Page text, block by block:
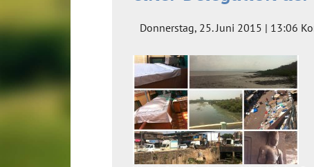
Donnerstag, 25. Juni 2015 | 13:06